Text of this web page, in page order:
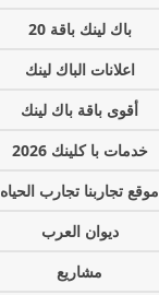
باك لينك باقة 20
اعلانات الباك لينك
أقوى باقة باك لينك
خدمات با كلينك 2026
موقع تجاربنا تجارب الحياه
ديوان العرب
مشاريع